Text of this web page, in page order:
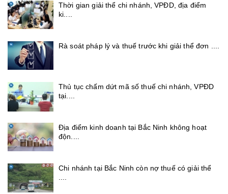
Thời gian giải thể chi nhánh, VPĐD, địa điểm
ki....
Rà soát pháp lý và thuế trước khi giải thể đơn ....
Thủ tục chấm dứt mã số thuế chi nhánh, VPĐD
tại....
Địa điểm kinh doanh tại Bắc Ninh không hoạt
độn....
Chi nhánh tại Bắc Ninh còn nợ thuế có giải thể